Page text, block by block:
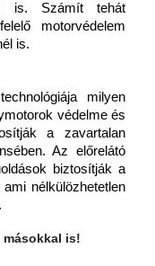
is. Számít tehát
motorvédelem
is.
milyen
védelme és
a zavartalan
Az előrelátó
biztosítják a
nélkülözhetetlen
másokkal is!